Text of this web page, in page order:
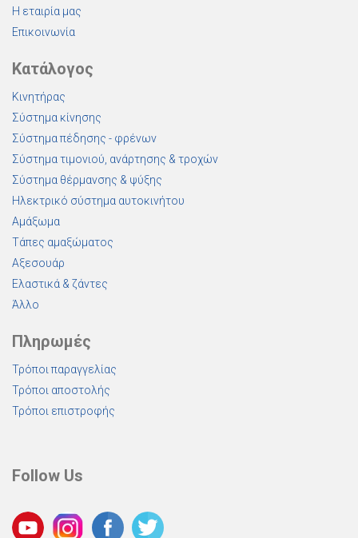
Η εταιρία μας
Επικοινωνία
Κατάλογος
Κινητήρας
Σύστημα κίνησης
Σύστημα πέδησης - φρένων
Σύστημα τιμονιού, ανάρτησης & τροχών
Σύστημα θέρμανσης & ψύξης
Ηλεκτρικό σύστημα αυτοκινήτου
Αμάξωμα
Τάπες αμαξώματος
Αξεσουάρ
Ελαστικά & ζάντες
Άλλο
Πληρωμές
Τρόποι παραγγελίας
Τρόποι αποστολής
Τρόποι επιστροφής
Follow Us